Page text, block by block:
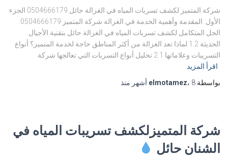
شركة المتميز لكشف تسربات المياه في الغزالة حائل 0504666179 الجزء
الأول: المقدمة وأهمية الخدمة في الغزالة شركة المتميز 0504666179:
الحل المتكامل لكشف تسربات المياه في الغزالة حائل بتقنية الأجيال
الحديثة 1.2 لماذا تعد الغزالة من أكثر المناطق حاجة لخدمة المتميز؟ أنواع
التسريبات وعلاماتها 2.1 تحليل أنواع التسربات التي تعالجها شركة
اقرأ المزيد
بواسطة
elmotamez، 8 أشهر منذ
شركة المتميزلكشف تسريبات المياه في
الشنان حائل